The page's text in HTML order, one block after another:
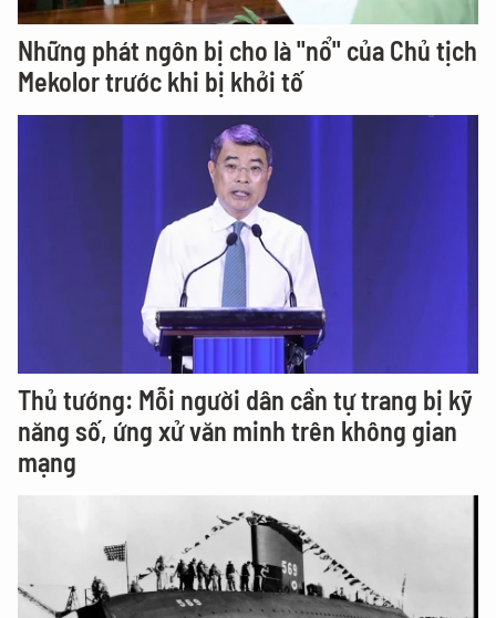
Những phát ngôn bị cho là "nổ" của Chủ tịch
Mekolor trước khi bị khởi tố
Thủ tướng: Mỗi người dân cần tự trang bị kỹ
năng số, ứng xử văn minh trên không gian
mạng